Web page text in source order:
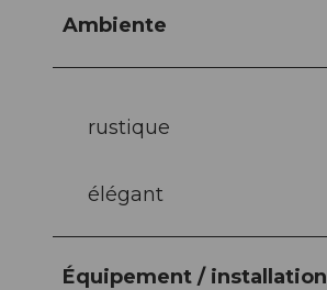
Ambiente
rustique
élégant
Équipement / installation